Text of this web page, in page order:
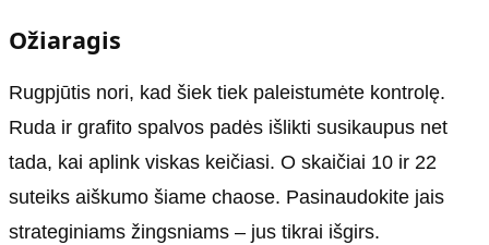
Ožiaragis
Rugpjūtis nori, kad šiek tiek paleistumėte kontrolę.
Ruda ir grafito spalvos padės išlikti susikaupus net
tada, kai aplink viskas keičiasi. O skaičiai 10 ir 22
suteiks aiškumo šiame chaose. Pasinaudokite jais
strateginiams žingsniams – jus tikrai išgirs.